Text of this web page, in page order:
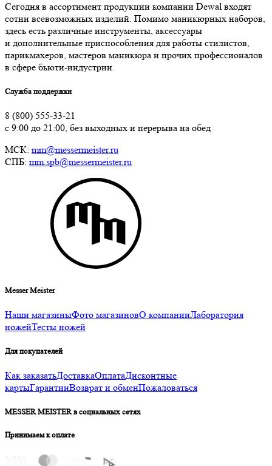
Сегодня в ассортимент продукции компании Dewal входят
сотни всевозможных изделий. Помимо маникюрных наборов,
здесь есть различные инструменты, аксессуары
и дополнительные приспособления для работы стилистов,
парикмахеров, мастеров маникюра и прочих профессионалов
в сфере бьюти-индустрии.
Служба поддержки
8 (800) 555-33-21
с 9:00 до 21:00, без выходных и перерыва на обед
МСК: mm@messermeister.ru
СПБ: mm.spb@messermeister.ru
Messer Meister
Наши магазиныФото магазиновО компанииЛаборатория
ножейТесты ножей
Для покупателей
Как заказатьДоставкаОплатаДисконтные
картыГарантииВозврат и обменПожаловаться
MESSER MEISTER в социальных сетях
Принимаем к оплате